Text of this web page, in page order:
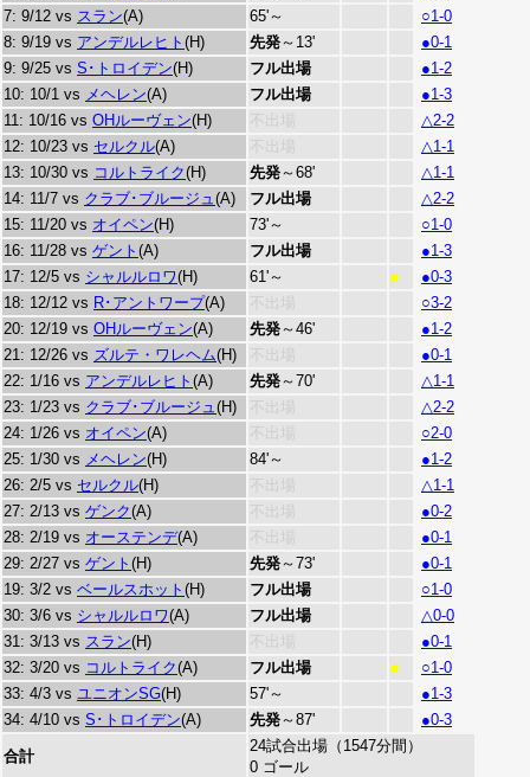
7: 9/12 vs スラン(A) 65'～
○1-0
8: 9/19 vs アンデルレヒト (H) 先発～13'
●0-1
9: 9/25 vs S･トロイデン(H) フル出場
●1-2
10: 10/1 vs メヘレン(A) フル出場
●1-3
11: 10/16 vs OHルーヴェン(H) 不出場
△2-2
12: 10/23 vs セルクル(A) 不出場
△1-1
13: 10/30 vs コルトライク(H) 先発～68'
△1-1
14: 11/7 vs クラブ･ブルージュ(A) フル出場
△2-2
15: 11/20 vs オイペン(H) 73'～
○1-0
16: 11/28 vs ゲント (A) フル出場
●1-3
17: 12/5 vs シャルルロワ(H) 61'～ ■
●0-3
18: 12/12 vs R･アントワープ(A) 不出場
○3-2
20: 12/19 vs OHルーヴェン(A) 先発～46'
●1-2
21: 12/26 vs ズルテ・ワレヘム(H) 不出場
●0-1
22: 1/16 vs アンデルレヒト (A) 先発～70'
△1-1
23: 1/23 vs クラブ･ブルージュ(H) 不出場
△2-2
24: 1/26 vs オイペン(A) 不出場
○2-0
25: 1/30 vs メヘレン(H) 84'～
●1-2
26: 2/5 vs セルクル(H) 不出場
△1-1
27: 2/13 vs ゲンク(A) 不出場
●0-2
28: 2/19 vs オーステンデ(A) 不出場
●0-1
29: 2/27 vs ゲント (H) 先発～73'
●0-1
19: 3/2 vs ベールスホット (H) フル出場
○1-0
30: 3/6 vs シャルルロワ(A) フル出場
△0-0
31: 3/13 vs スラン(H) 不出場
●0-1
32: 3/20 vs コルトライク(A) フル出場 ■
○1-0
33: 4/3 vs ユニオンSG(H) 57'～
●1-3
34: 4/10 vs S･トロイデン(A) 先発～87' ●0-3
合計
24試合出場（1547分間）
0 ゴール